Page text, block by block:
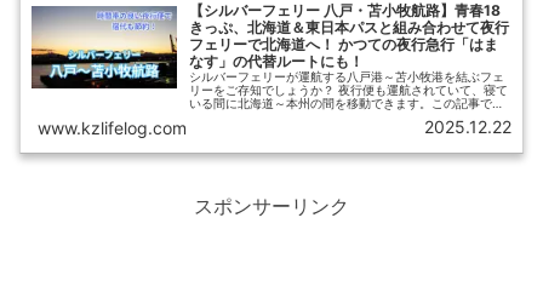
【シルバーフェリー 八戸・苫小牧航路】青春18
きっぷ、北海道＆東日本パスと組み合わせて夜行
フェリーで北海道へ！ かつての夜行急行「はま
なす」の代替ルートにも！
シルバーフェリーが運航する八戸港～苫小牧港を結ぶフェ
リーをご存知でしょうか？ 夜行便も運航されていて、寝て
いる間に北海道～本州の間を移動できます。この記事で
セスに加え、本州～北海道の乗り継ぎについて詳しく紹介
www.kzlifelog.com 2025.12.22
スポンサーリンク